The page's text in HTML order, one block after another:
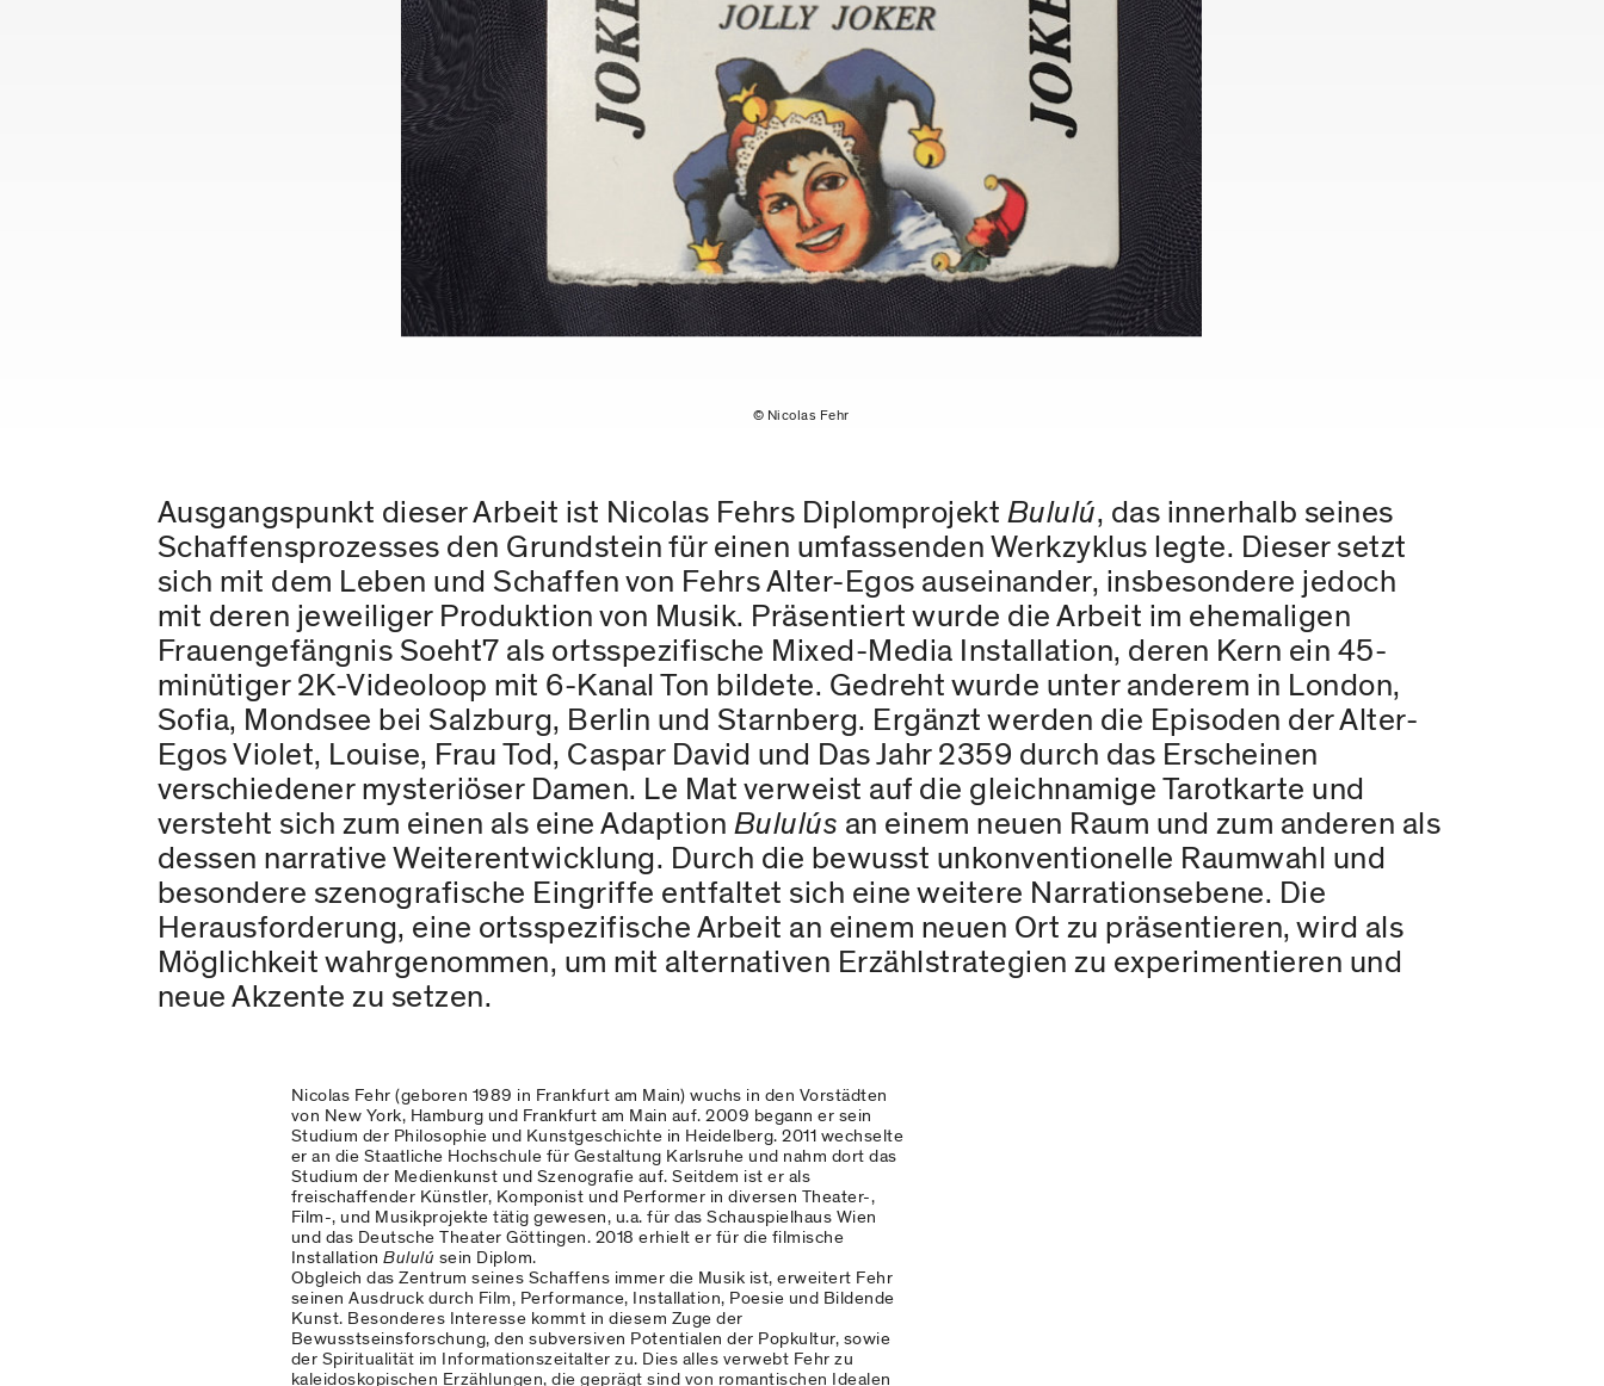
© Nicolas Fehr
Ausgangspunkt dieser Arbeit ist Nicolas Fehrs Diplomprojekt Bululú, das innerhalb seines
Schaffensprozesses den Grundstein für einen umfassenden Werkzyklus legte. Dieser setzt
sich mit dem Leben und Schaffen von Fehrs Alter-Egos auseinander, insbesondere jedoch
mit deren jeweiliger Produktion von Musik. Präsentiert wurde die Arbeit im ehemaligen
Frauengefängnis Soeht7 als ortsspezifische Mixed-Media Installation, deren Kern ein 45-
minütiger 2K-Videoloop mit 6-Kanal Ton bildete. Gedreht wurde unter anderem in London,
Sofia, Mondsee bei Salzburg, Berlin und Starnberg. Ergänzt werden die Episoden der Alter-
Egos Violet, Louise, Frau Tod, Caspar David und Das Jahr 2359 durch das Erscheinen
verschiedener mysteriöser Damen. Le Mat verweist auf die gleichnamige Tarotkarte und
versteht sich zum einen als eine Adaption Bululús an einem neuen Raum und zum anderen als
dessen narrative Weiterentwicklung. Durch die bewusst unkonventionelle Raumwahl und
besondere szenografische Eingriffe entfaltet sich eine weitere Narrationsebene. Die
Herausforderung, eine ortsspezifische Arbeit an einem neuen Ort zu präsentieren, wird als
Möglichkeit wahrgenommen, um mit alternativen Erzählstrategien zu experimentieren und
neue Akzente zu setzen.
Nicolas Fehr (geboren 1989 in Frankfurt am Main) wuchs in den Vorstädten
von New York, Hamburg und Frankfurt am Main auf. 2009 begann er sein
Studium der Philosophie und Kunstgeschichte in Heidelberg. 2011 wechselte
er an die Staatliche Hochschule für Gestaltung Karlsruhe und nahm dort das
Studium der Medienkunst und Szenografie auf. Seitdem ist er als
freischaffender Künstler, Komponist und Performer in diversen Theater-,
Film-, und Musikprojekte tätig gewesen, u.a. für das Schauspielhaus Wien
und das Deutsche Theater Göttingen. 2018 erhielt er für die filmische
InstallationBululú sein Diplom.
Obgleich das Zentrum seines Schaffens immer die Musik ist, erweitert Fehr
seinen Ausdruck durch Film, Performance, Installation, Poesie und Bildende
Kunst. Besonderes Interesse kommt in diesem Zuge der
Bewusstseinsforschung, den subversiven Potentialen der Popkultur, sowie
der Spiritualität im Informationszeitalter zu. Dies alles verwebt Fehr zu
kaleidoskopischen Erzählungen, die geprägt sind von romantischen Idealen